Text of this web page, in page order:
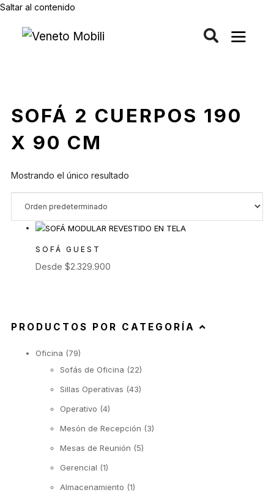
Saltar al contenido
SOFÁ 2 CUERPOS 190
X 90 CM
Mostrando el único resultado
SOFÁ GUEST
Desde $2.329.900
PRODUCTOS POR CATEGORÍA
Oficina (79)
Sofás de Oficina (22)
Sillas Operativas (43)
Operativo (4)
Mesón de Recepción (3)
Mesas de Reunión (5)
Gerencial (1)
Almacenamiento (1)